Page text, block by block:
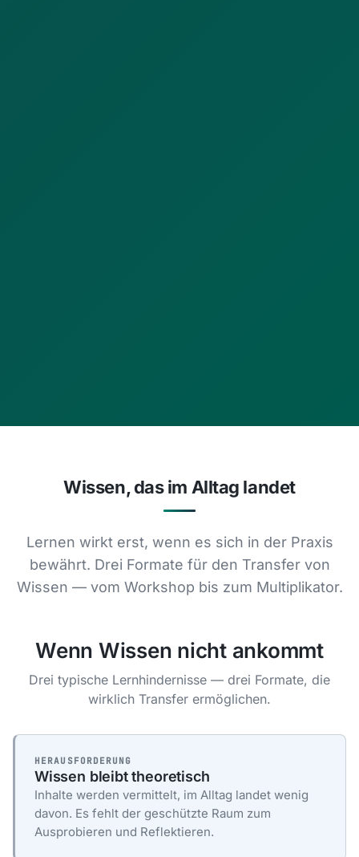
Wissen, das im Alltag landet
Lernen wirkt erst, wenn es sich in der Praxis
bewährt. Drei Formate für den Transfer von
Wissen — vom Workshop bis zum Multiplikator.
Wenn Wissen nicht ankommt
Drei typische Lernhindernisse — drei Formate, die
wirklich Transfer ermöglichen.
HERAUSFORDERUNG
Wissen bleibt theoretisch
Inhalte werden vermittelt, im Alltag landet wenig
davon. Es fehlt der geschützte Raum zum
Ausprobieren und Reflektieren.